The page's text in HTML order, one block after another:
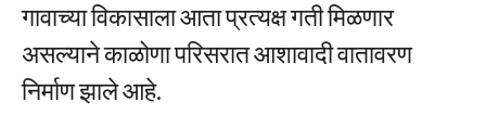
गावाच्या विकासाला आता प्रत्यक्ष गती मिळणार
असल्याने काळोणा परिसरात आशावादी वातावरण
निर्माण झाले आहे.